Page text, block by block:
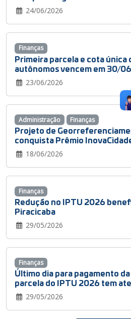
24/06/2026
Primeira parcela e cota única
autônomos vencem em 30/06
23/06/2026
Finanças
Projeto de
conquista Prêmio
18/06/2026
Administração Finanças
Redução no IPTU 2026
Piracicaba
29/05/2026
Finanças
Último dia para pagamento da
parcela do IPTU 2026 tem
29/05/2026
Finanças